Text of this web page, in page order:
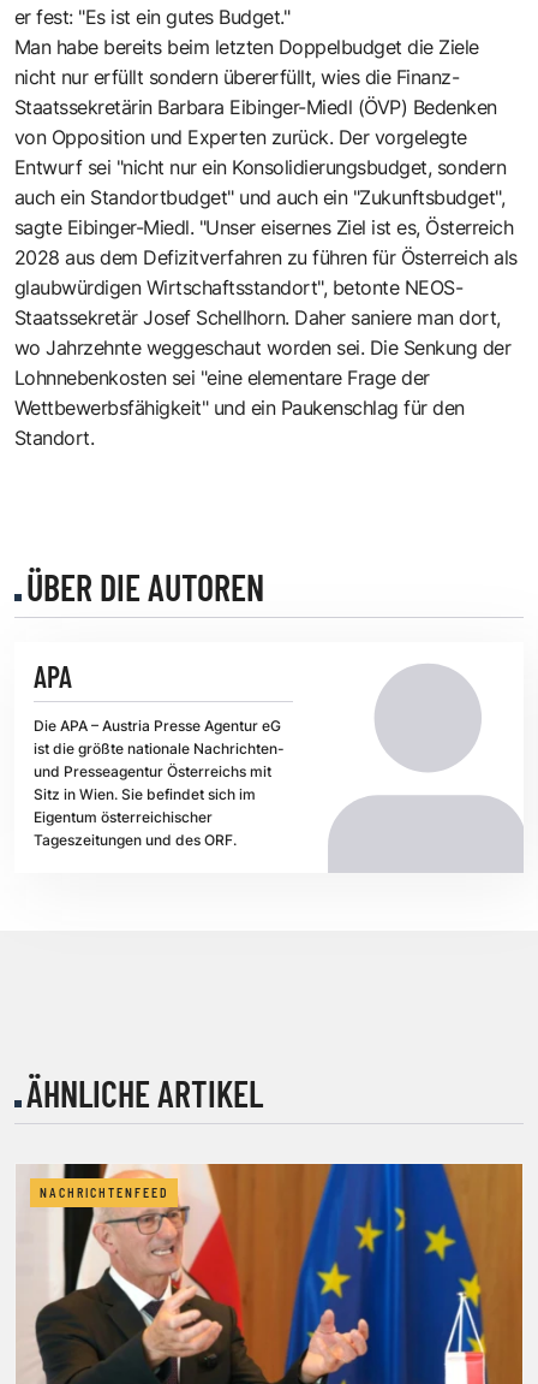
er fest: "Es ist ein gutes Budget."
Man habe bereits beim letzten Doppelbudget die Ziele
nicht nur erfüllt sondern übererfüllt, wies die Finanz-
Staatssekretärin Barbara Eibinger-Miedl (ÖVP) Bedenken
von Opposition und Experten zurück. Der vorgelegte
Entwurf sei "nicht nur ein Konsolidierungsbudget, sondern
auch ein Standortbudget" und auch ein "Zukunftsbudget",
sagte Eibinger-Miedl. "Unser eisernes Ziel ist es, Österreich
2028 aus dem Defizitverfahren zu führen für Österreich als
glaubwürdigen Wirtschaftsstandort", betonte NEOS-
Staatssekretär Josef Schellhorn. Daher saniere man dort,
wo Jahrzehnte weggeschaut worden sei. Die Senkung der
Lohnnebenkosten sei "eine elementare Frage der
Wettbewerbsfähigkeit" und ein Paukenschlag für den
Standort.
ÜBER DIE AUTOREN
APA
Die APA – Austria Presse Agentur eG
ist die größte nationale Nachrichten-
und Presseagentur Österreichs mit
Sitz in Wien. Sie befindet sich im
Eigentum österreichischer
Tageszeitungen und des ORF.
ÄHNLICHE ARTIKEL
NACHRICHTENFEED